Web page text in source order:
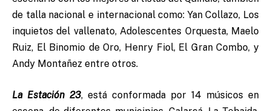
de talla nacional e internacional como: Yan Collazo, Los
inquietos del vallenato, Adolescentes Orquesta, Maelo
Ruiz, El Binomio de Oro, Henry Fiol, El Gran Combo, y
Andy Montañez entre otros.
La Estación 23, está conformada por 14 músicos en